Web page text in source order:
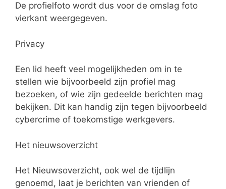
De profielfoto wordt dus voor de omslag foto
vierkant weergegeven.
Privacy
Een lid heeft veel mogelijkheden om in te
stellen wie bijvoorbeeld zijn profiel mag
bezoeken, of wie zijn gedeelde berichten mag
bekijken. Dit kan handig zijn tegen bijvoorbeeld
cybercrime of toekomstige werkgevers.
Het nieuwsoverzicht
Het Nieuwsoverzicht, ook wel de tijdlijn
genoemd, laat je berichten van vrienden of